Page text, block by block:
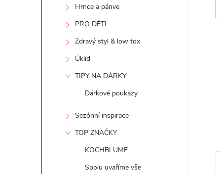
Hrnce a pánve
PRO DĚTI
Zdravý styl & low tox
Úklid
TIPY NA DÁRKY
Dárkové poukazy
Sezónní inspirace
TOP ZNAČKY
KOCHBLUME
Spolu uvaříme vše